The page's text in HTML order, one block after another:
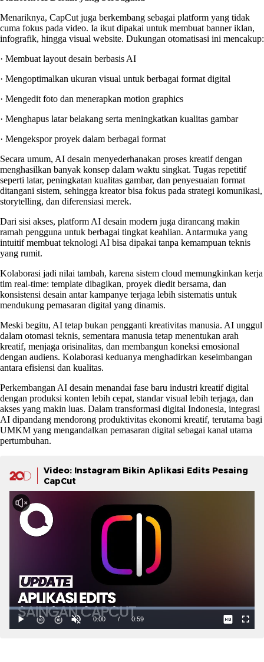
Menariknya, CapCut juga berkembang sebagai platform yang tidak
cuma fokus pada video. Ia ikut dipakai untuk membuat banner iklan,
infografik, hingga visual website. Dukungan otomatisasi ini mencakup:
· Membuat layout desain berbasis AI
· Mengoptimalkan ukuran visual untuk berbagai format digital
· Mengedit foto dan menerapkan motion graphics
· Menghapus latar belakang serta meningkatkan kualitas gambar
· Mengekspor proyek dalam berbagai format
Secara umum, AI desain menyederhanakan proses kreatif dengan
menghasilkan banyak konsep dalam waktu singkat. Tugas repetitif
seperti latar, peningkatan kualitas gambar, dan penyesuaian format
ditangani sistem, sehingga kreator bisa fokus pada strategi komunikasi,
storytelling, dan diferensiasi merek.
Dari sisi akses, platform AI desain modern juga dirancang makin
ramah pengguna untuk berbagai tingkat keahlian. Antarmuka yang
intuitif membuat teknologi AI bisa dipakai tanpa kemampuan teknis
yang rumit.
Kolaborasi jadi nilai tambah, karena sistem cloud memungkinkan kerja
tim real-time: template dibagikan, proyek diedit bersama, dan
konsistensi desain antar kampanye terjaga lebih sistematis untuk
mendukung pemasaran digital yang dinamis.
Meski begitu, AI tetap bukan pengganti kreativitas manusia. AI unggul
dalam otomasi teknis, sementara manusia tetap menentukan arah
kreatif, menjaga orisinalitas, dan membangun koneksi emosional
dengan audiens. Kolaborasi keduanya menghadirkan keseimbangan
antara efisiensi dan kualitas.
Perkembangan AI desain menandai fase baru industri kreatif digital
dengan produksi konten lebih cepat, standar visual lebih terjaga, dan
akses yang makin luas. Dalam transformasi digital Indonesia, integrasi
AI dipandang mendorong produktivitas ekonomi kreatif, terutama bagi
UMKM yang mengandalkan pemasaran digital sebagai kanal utama
pertumbuhan.
Video: Instagram Bikin Aplikasi Edits Pesaing
CapCut